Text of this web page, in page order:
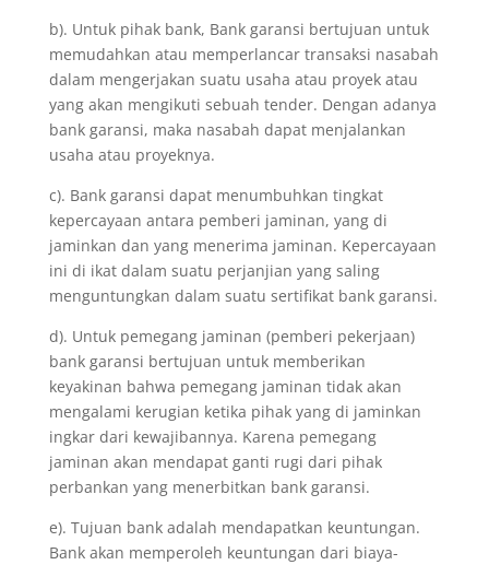
b). Untuk pihak bank, Bank garansi bertujuan untuk
memudahkan atau memperlancar transaksi nasabah
dalam mengerjakan suatu usaha atau proyek atau
yang akan mengikuti sebuah tender. Dengan adanya
bank garansi, maka nasabah dapat menjalankan
usaha atau proyeknya.
c). Bank garansi dapat menumbuhkan tingkat
kepercayaan antara pemberi jaminan, yang di
jaminkan dan yang menerima jaminan. Kepercayaan
ini di ikat dalam suatu perjanjian yang saling
menguntungkan dalam suatu sertifikat bank garansi.
d). Untuk pemegang jaminan (pemberi pekerjaan)
bank garansi bertujuan untuk memberikan
keyakinan bahwa pemegang jaminan tidak akan
mengalami kerugian ketika pihak yang di jaminkan
ingkar dari kewajibannya. Karena pemegang
jaminan akan mendapat ganti rugi dari pihak
perbankan yang menerbitkan bank garansi.
e). Tujuan bank adalah mendapatkan keuntungan.
Bank akan memperoleh keuntungan dari biaya-